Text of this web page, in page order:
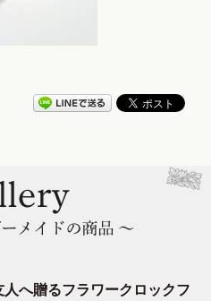
人へ贈るフラワークロックフ